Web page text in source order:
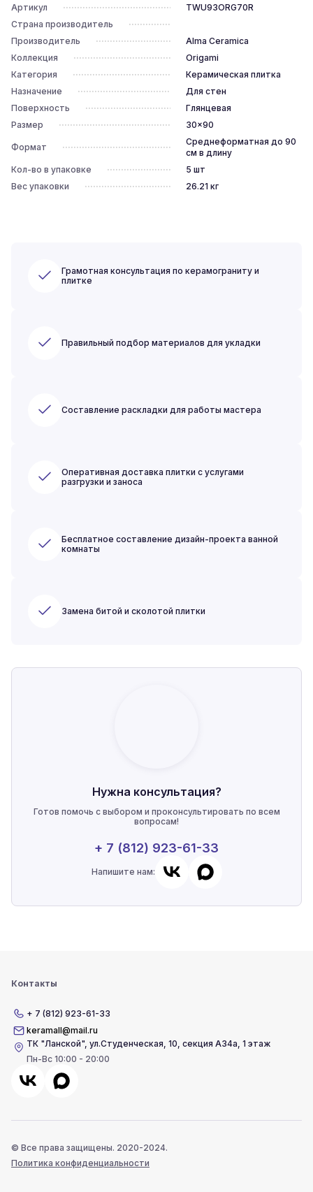
Артикул
TWU93ORG70R
Страна производитель
Производитель
Alma Ceramica
Коллекция
Origami
Категория
Керамическая плитка
Назначение
Для стен
Поверхность
Глянцевая
Размер
30x90
Формат
Среднеформатная до 90
см в длину
Кол-во в упаковке
5 шт
Вес упаковки
26.21 кг
Грамотная консультация по керамограниту и
плитке
Правильный подбор материалов для укладки
Составление раскладки для работы мастера
Оперативная доставка плитки с услугами
разгрузки и заноса
Бесплатное составление дизайн-проекта ванной
комнаты
Замена битой и сколотой плитки
Нужна консультация?
Готов помочь с выбором и проконсультировать по всем
вопросам!
+ 7 (812) 923-61-33
Напишите нам:
Контакты
+ 7 (812) 923-61-33
keramall@mail.ru
ТК "Ланской",ул.Студенческая, 10, секция А34а, 1 этаж
Пн-Вс 10:00 - 20:00
© Все права защищены. 2020-2024.
Политика конфиденциальности